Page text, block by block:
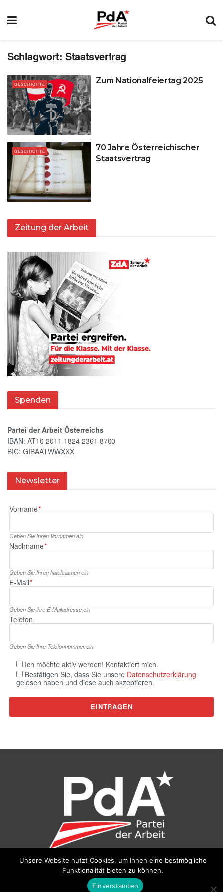
Schlagwort:Staatsvertrag
GESCHICHTE Zum Nationalfeiertag 2025
GESCHICHTE
70 Jahre Österreichischer
Staatsvertrag
Zeitung der Arbeit
Spenden
Partei der Arbeit Österreichs
IBAN: AT10 2011 1824 2361 8700
BIC: GIBAATWWXXX
Newsletter
Vorname*
Geben Sie Ihren Vornamen ein
Nachname*
Geben Sie Ihren Nachnamen ein
E‑Mail*
Geben Sie ihre E‑Mailadresse ein
Telefon
Geben Sie Ihre Telefonnummer ein
Ich möchte aktiv werden! Kontaktiert mich.
Bestätigen Sie, dass Sie unsere Datenschutzerklärung
gelesen haben und diese auch akzeptieren.
Partei der Arbeit (PdA), Bundesbüro: Drorygasse 21, 1030
pda@parteiderarbeit.at
Unsere Website nutzt Cookies, um Ihnen eine bestmögliche
Funktionalität bieten zu können.
Einverstanden